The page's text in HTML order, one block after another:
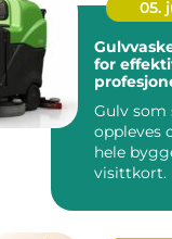
05.
for
Gulv som
oppleves
hele
visittkort.
gjennom